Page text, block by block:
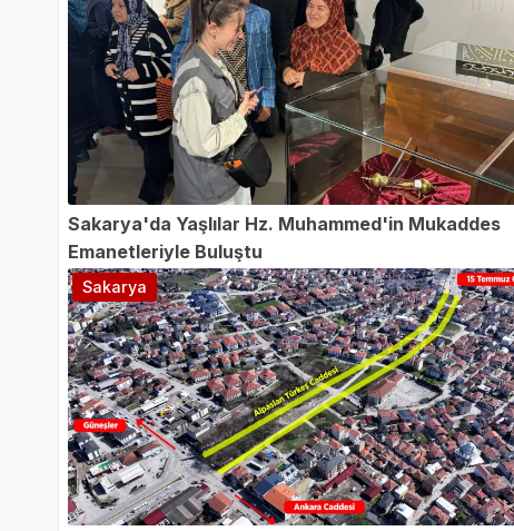
Sakarya'da Yaşlılar Hz. Muhammed'in Mukaddes
Emanetleriyle Buluştu
Sakarya